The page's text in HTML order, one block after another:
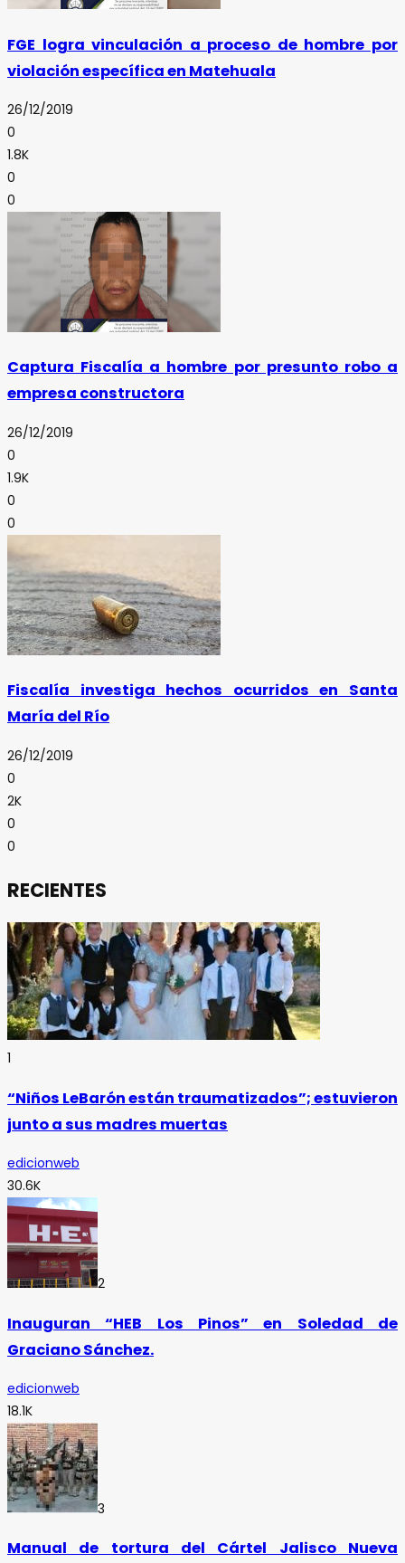
FGE logra vinculación a proceso de hombre por
violación específica en Matehuala
26/12/2019
0
1.8K
0
0
Captura Fiscalía a hombre por presunto robo a
empresa constructora
26/12/2019
0
1.9K
0
0
Fiscalía investiga hechos ocurridos en Santa
María del Río
26/12/2019
0
2K
0
0
RECIENTES
1
“Niños LeBarón están traumatizados”; estuvieron
junto a sus madres muertas
edicionweb
30.6K
2
Inauguran “HEB Los Pinos” en Soledad de
Graciano Sánchez.
edicionweb
18.1K
3
Manual de tortura del Cártel Jalisco Nueva